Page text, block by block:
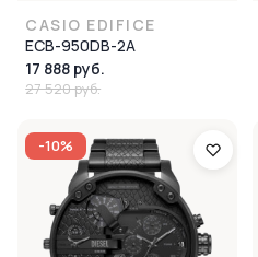
CASIO EDIFICE
ECB-950DB-2A
17 888 руб.
27 520 руб.
-10%